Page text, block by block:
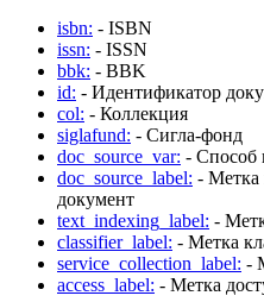
isbn: - ISBN
issn: - ISSN
bbk: - BBK
id: - Идентификатор
col: - Коллекция
siglafund: - Сигла-фонд
doc_source_var: - Способ
doc_source_label: - Метка
документ
text_indexing_label: -
classifier_label: - Метка
service_collection_label: -
access_label: - Метка